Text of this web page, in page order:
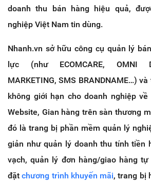
doanh thu bán hàng hiệu quả,
nghiệp Việt Nam tin dùng.
Nhanh.vn sở hữu công cụ quản lý
lực (như ECOMCARE, OMNI
MARKETING, SMS BRANDNAME…)
không giới hạn cho doanh nghiệp
Website, Gian hàng trên sàn thương
đó là trang bị phần mềm quản lý
giản như quản lý doanh thu tính tiền
vạch, quản lý đơn hàng/giao hàng
đặtchương trình khuyến mãi, trang bị